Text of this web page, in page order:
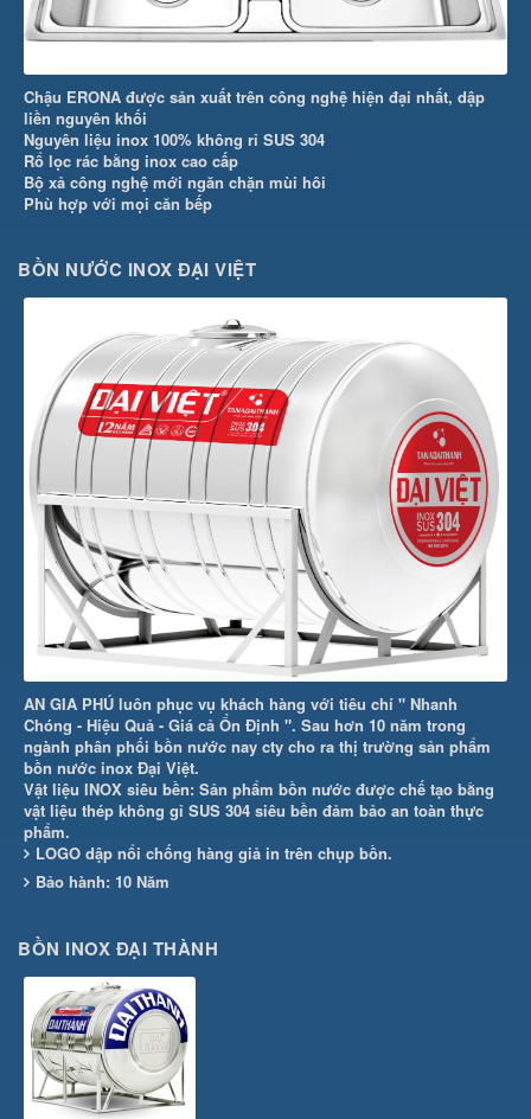
Chậu ERONA được sản xuất trên công nghệ hiện đại nhất, dập
liền nguyên khối
Nguyên liệu inox 100% không rỉ SUS 304
Rổ lọc rác bằng inox cao cấp
Bộ xả công nghệ mới ngăn chặn mùi hôi
Phù hợp với mọi căn bếp
BỒN NƯỚC INOX ĐẠI VIỆT
AN GIA PHÚ luôn phục vụ khách hàng với tiêu chí " Nhanh
Chóng - Hiệu Quả - Giá cả Ổn Định ". Sau hơn 10 năm trong
ngành phân phối bồn nước nay cty cho ra thị trường sản phẩm
bồn nước inox Đại Việt.
Vật liệu INOX siêu bền: Sản phẩm bồn nước được chế tạo bằng
vật liệu thép không gỉ SUS 304 siêu bền đảm bảo an toàn thực
phẩm.
LOGO dập nổi chống hàng giả in trên chụp bồn.
Bảo hành: 10 Năm
BỒN INOX ĐẠI THÀNH